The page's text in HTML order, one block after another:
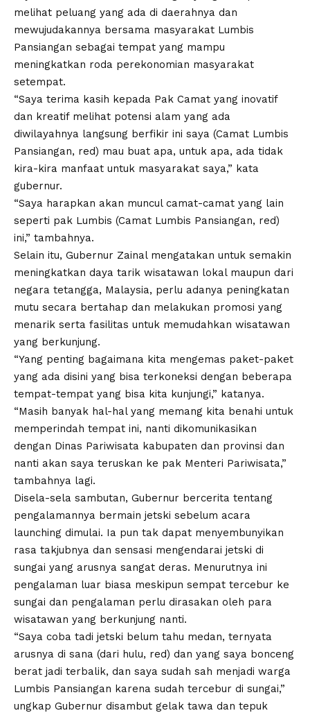
melihat peluang yang ada di daerahnya dan
mewujudakannya bersama masyarakat Lumbis
Pansiangan sebagai tempat yang mampu
meningkatkan roda perekonomian masyarakat
setempat.
“Saya terima kasih kepada Pak Camat yang inovatif
dan kreatif melihat potensi alam yang ada
diwilayahnya langsung berfikir ini saya (Camat Lumbis
Pansiangan, red) mau buat apa, untuk apa, ada tidak
kira-kira manfaat untuk masyarakat saya,” kata
gubernur.
“Saya harapkan akan muncul camat-camat yang lain
seperti pak Lumbis (Camat Lumbis Pansiangan, red)
ini,” tambahnya.
Selain itu, Gubernur Zainal mengatakan untuk semakin
meningkatkan daya tarik wisatawan lokal maupun dari
negara tetangga, Malaysia, perlu adanya peningkatan
mutu secara bertahap dan melakukan promosi yang
menarik serta fasilitas untuk memudahkan wisatawan
yang berkunjung.
“Yang penting bagaimana kita mengemas paket-paket
yang ada disini yang bisa terkoneksi dengan beberapa
tempat-tempat yang bisa kita kunjungi,” katanya.
“Masih banyak hal-hal yang memang kita benahi untuk
memperindah tempat ini, nanti dikomunikasikan
dengan Dinas Pariwisata kabupaten dan provinsi dan
nanti akan saya teruskan ke pak Menteri Pariwisata,”
tambahnya lagi.
Disela-sela sambutan, Gubernur bercerita tentang
pengalamannya bermain jetski sebelum acara
launching dimulai. Ia pun tak dapat menyembunyikan
rasa takjubnya dan sensasi mengendarai jetski di
sungai yang arusnya sangat deras. Menurutnya ini
pengalaman luar biasa meskipun sempat tercebur ke
sungai dan pengalaman perlu dirasakan oleh para
wisatawan yang berkunjung nanti.
“Saya coba tadi jetski belum tahu medan, ternyata
arusnya di sana (dari hulu, red) dan yang saya bonceng
berat jadi terbalik, dan saya sudah sah menjadi warga
Lumbis Pansiangan karena sudah tercebur di sungai,”
ungkap Gubernur disambut gelak tawa dan tepuk